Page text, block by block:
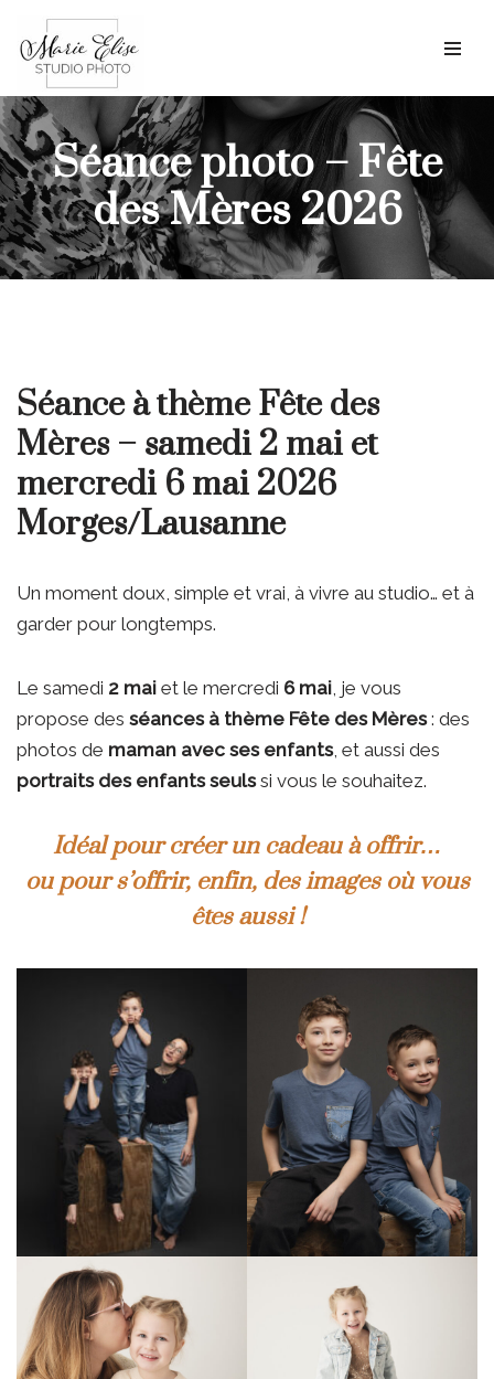
Aller
au
contenu
Séance photo – Fête
des Mères 2026
Séance à thème Fête des
Mères – samedi 2 mai et
mercredi 6 mai 2026
Morges/Lausanne
Un moment doux, simple et vrai, à vivre au studio… et à
garder pour longtemps.
Le samedi 2 mai et le mercredi 6 mai, je vous
propose des séances à thème Fête des Mères: des
photos de maman avec ses enfants, et aussi des
portraits des enfants seulssi vous le souhaitez.
Idéal pour créerun cadeauà offrir…
ou pour s’offrir, enfin, des images où vous
êtes aussi !